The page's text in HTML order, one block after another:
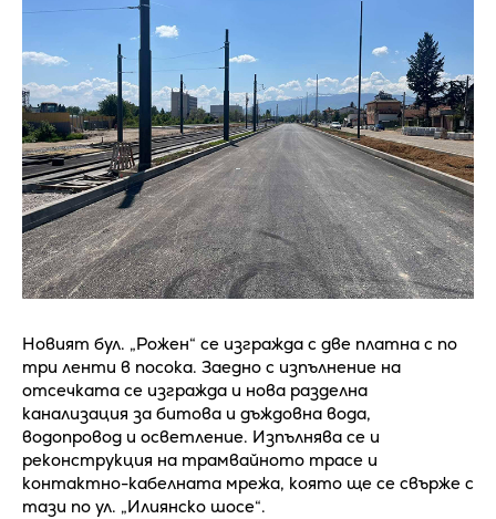
Новият бул. „Рожен“ се изгражда с две платна с по
три ленти в посока. Заедно с изпълнение на
отсечката се изгражда и нова разделна
канализация за битова и дъждовна вода,
водопровод и осветление. Изпълнява се и
реконструкция на трамвайното трасе и
контактно-кабелната мрежа, която ще се свърже с
тази по ул. „Илиянско шосе“.